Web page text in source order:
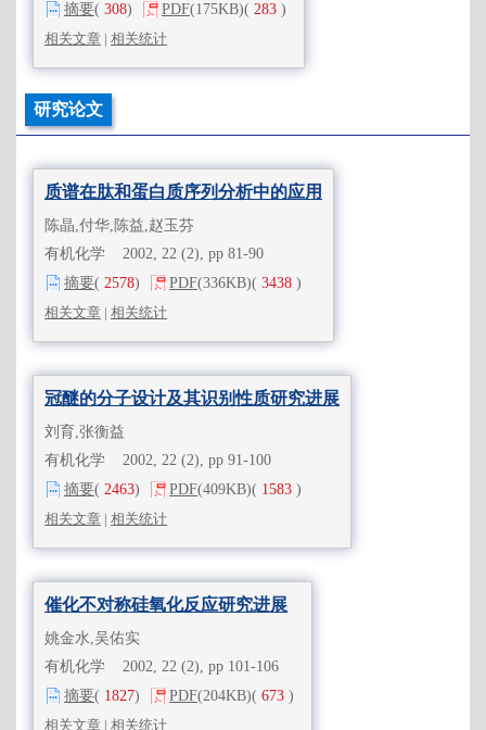
摘要( 308) PDF(175KB)( 283 )
相关文章 | 相关统计
研究论文
质谱在肽和蛋白质序列分析中的应用
陈晶,付华,陈益,赵玉芬
有机化学 2002, 22 (2), pp 81-90
摘要( 2578) PDF(336KB)( 3438 )
相关文章 | 相关统计
冠醚的分子设计及其识别性质研究进展
刘育,张衡益
有机化学 2002, 22 (2), pp 91-100
摘要( 2463) PDF(409KB)( 1583 )
相关文章 | 相关统计
催化不对称硅氧化反应研究进展
姚金水,吴佑实
有机化学 2002, 22 (2), pp 101-106
摘要( 1827) PDF(204KB)( 673 )
相关文章 | 相关统计